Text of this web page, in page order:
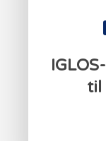
til